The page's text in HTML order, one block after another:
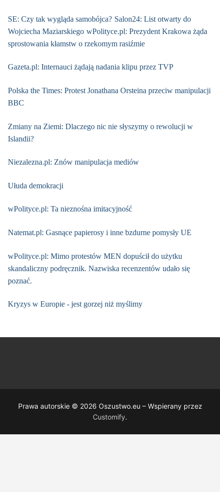
SE: Czy tak wygląda samobójca? Salon24: List otwarty do
Wojciecha Maziarskiego wPolityce.pl: Prezydent Krakowa żąda
sprostowania kłamstw o rzekomym rasiźmie
Gazeta.pl: Internauci żądają nadania klipu przez TVP
Polska the Times: Protest Jonathana Orsteina przeciw manipulacji
BBC
Zmiany na Ziemi: Dlaczego nic nie słyszymy o rewolucji w
Islandii?
Niezalezna.pl: Znów manipulacja mediów
Ułuda demokracji
wPolityce.pl: Ta nieznośna imitacyjność
Natemat.pl: Gasnące papierosy i inne bzdurne pomysły UE
wPolityce.pl: Mimo protestów MEN dopuścił do użytku
skandaliczny podręcznik. Nazwiska recenzentów udało się
poznać.
Kryzys w Europie - jest gorzej niż myślimy
Prawa autorskie © 2026 Oszustwo.eu – Wspierany przez
Customify.